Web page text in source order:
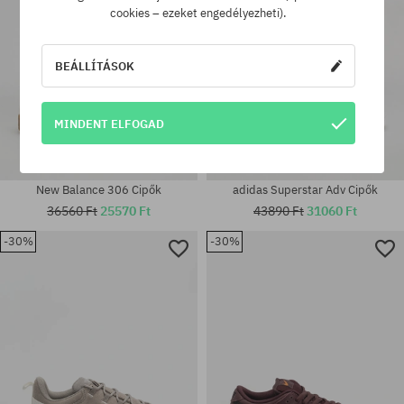
New Balance 306 Cipők
36560 Ft 25570 Ft
adidas Superstar Adv Cipők
43890 Ft31060 Ft
-30% -30%
cookies – ezeket engedélyezheti).
BEÁLLÍTÁSOK
MINDENT ELFOGAD